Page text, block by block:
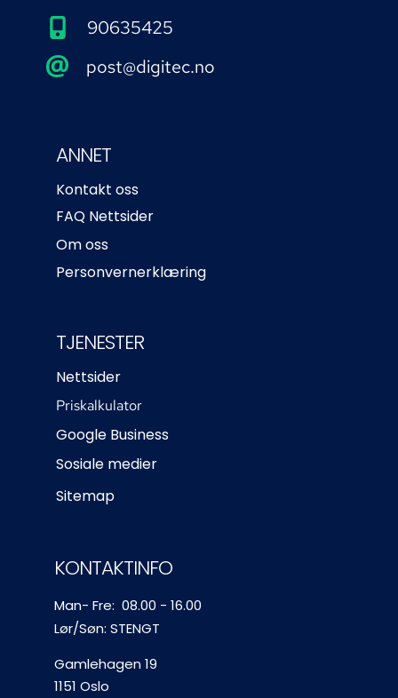
90635425
post@digitec.no
ANNET
Kontakt oss
FAQ Nettsider
Om oss
Personvernerklæring
TJENESTER
Nettsider
Priskalkulator
Google Business
Sosiale medier
Sitemap
KONTAKTINFO
Man- Fre: 08.00 - 16.00
Lør/Søn: STENGT
Gamlehagen 19
1151 Oslo